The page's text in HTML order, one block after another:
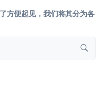
方便起见，我们将其分为各